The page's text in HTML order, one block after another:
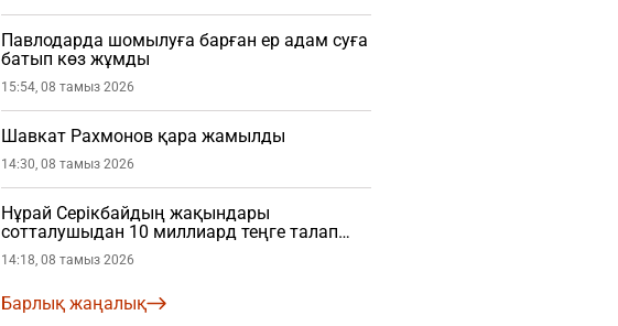
Павлодарда шомылуға барған ер адам суға
батып көз жұмды
15:54, 08 тамыз 2026
Шавкат Рахмонов қара жамылды
14:30, 08 тамыз 2026
Нұрай Серікбайдың жақындары
сотталушыдан 10 миллиард теңге талап
етті
14:18, 08 тамыз 2026
Барлық жаңалық